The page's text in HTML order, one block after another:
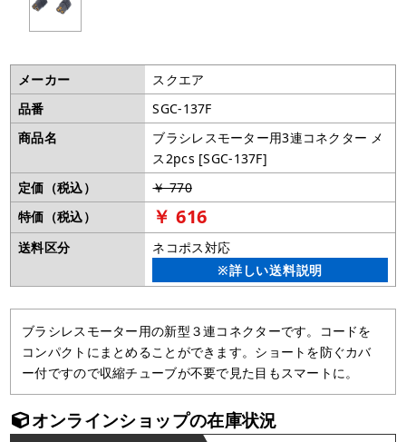
メーカー
スクエア
品番
SGC-137F
商品名
ブラシレスモーター用3連コネクター メ
ス2pcs [SGC-137F]
定価（税込）
￥ 770
特価（税込）
￥ 616
送料区分
ネコポス対応
※詳しい送料説明
ブラシレスモーター用の新型３連コネクターです。コードを
コンパクトにまとめることができます。ショートを防ぐカバ
ー付ですので収縮チューブが不要で見た目もスマートに。
オンラインショップの在庫状況